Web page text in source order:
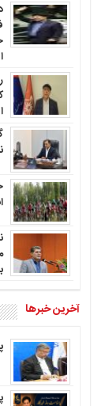
آخرین خبرها